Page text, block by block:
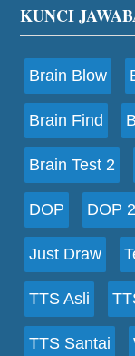
Footer
KUNCI
Brain Blow
Brain Find
Brain Test 2
DOP DOP 2
Just Draw
TTS Asli
TTS Santai